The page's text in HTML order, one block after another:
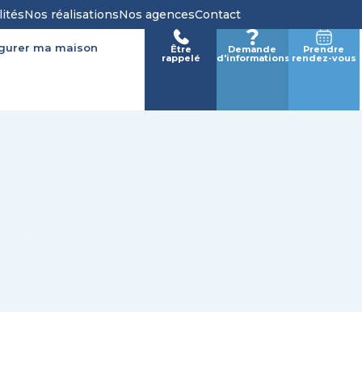
Nos réalisationsNos agencesContact
ma maison Être
rappelé
Demande
d'informations
Prendre
rendez-vous